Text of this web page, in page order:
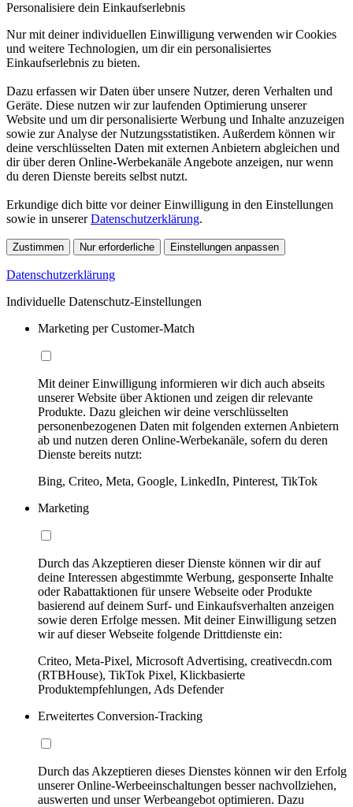
Personalisiere dein Einkaufserlebnis
Nur mit deiner individuellen Einwilligung verwenden wir Cookies
und weitere Technologien, um dir ein personalisiertes
Einkaufserlebnis zu bieten.
Dazu erfassen wir Daten über unsere Nutzer, deren Verhalten und
Geräte. Diese nutzen wir zur laufenden Optimierung unserer
Website und um dir personalisierte Werbung und Inhalte anzuzeigen
sowie zur Analyse der Nutzungsstatistiken. Außerdem können wir
deine verschlüsselten Daten mit externen Anbietern abgleichen und
dir über deren Online-Werbekanäle Angebote anzeigen, nur wenn
du deren Dienste bereits selbst nutzt.
Erkundige dich bitte vor deiner Einwilligung in den Einstellungen
sowie in unsererDatenschutzerklärung.
Zustimmen Nur erforderliche Einstellungen anpassen
Datenschutzerklärung
Individuelle Datenschutz-Einstellungen
Marketing per Customer-Match
Mit deiner Einwilligung informieren wir dich auch abseits
unserer Website über Aktionen und zeigen dir relevante
Produkte. Dazu gleichen wir deine verschlüsselten
personenbezogenen Daten mit folgenden externen Anbietern
ab und nutzen deren Online-Werbekanäle, sofern du deren
Dienste bereits nutzt:
Bing, Criteo, Meta, Google, LinkedIn, Pinterest, TikTok
Marketing
Durch das Akzeptieren dieser Dienste können wir dir auf
deine Interessen abgestimmte Werbung, gesponserte Inhalte
oder Rabattaktionen für unsere Webseite oder Produkte
basierend auf deinem Surf- und Einkaufsverhalten anzeigen
sowie deren Erfolge messen. Mit deiner Einwilligung setzen
wir auf dieser Webseite folgende Drittdienste ein:
Criteo, Meta-Pixel, Microsoft Advertising, creativecdn.com
(RTBHouse), TikTok Pixel, Klickbasierte
Produktempfehlungen, Ads Defender
Erweitertes Conversion-Tracking
Durch das Akzeptieren dieses Dienstes können wir den Erfolg
unserer Online-Werbeeinschaltungen besser nachvollziehen,
auswerten und unser Werbeangebot optimieren. Dazu